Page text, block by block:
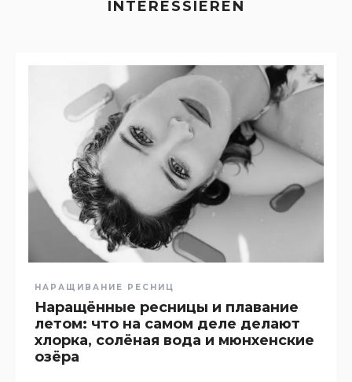
INTERESSIEREN
НАРАЩИВАНИЕ РЕСНИЦ
Наращённые ресницы и плавание
летом: что на самом деле делают
хлорка, солёная вода и мюнхенские
озёра